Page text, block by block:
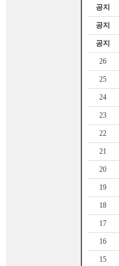
공지
공지
공지
26
25
24
23
22
21
20
19
18
17
16
15